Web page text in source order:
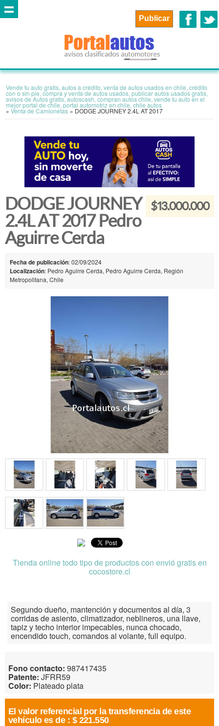
Vende tu auto gratis, autos a crédito, venta de autos usados en chile, crédito
con o sin pie, compra y venta de autos usados, publicar autos usados gratis,
avisos de Autos gratis, autoscash, compran autos chile, vende tu auto en el
mejor portal de chile, portal automotriz en chile, chile autos
» Venta de Camionetas » DODGE JOURNEY 2.4L AT 2017
$13.000.000
DODGE JOURNEY
2.4L AT 2017 Pedro
Aguirre Cerda
Fecha de publicación: 02/09/2024
Localización: Pedro Aguirre Cerda, Pedro Aguirre Cerda, Región
Metropolitana, Chile
Tienda online todo tipo de productos con envió gratis en
cocostore.cl
Segundo dueño, mantención y documentos al día, 3
corridas de asiento, climatizador, neblineros, una llave,
tapiz y techo interior impecables, nunca chocado,
encendido touch, comandos al volante, full equipo.
Fono contacto: 987417435
Patente: JFRR59
Color: Plateado plata
El valor referencial por la transferencia de este
vehículo es de : $ 221.550